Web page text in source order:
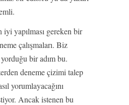
yapılması gereken bir
çalışmaları. Biz
bir adım bu.
deneme çizimi talep
yorumlayacağını
Ancak istenen bu